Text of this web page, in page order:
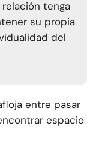
tenga
su propia
del
entre pasar
espacio